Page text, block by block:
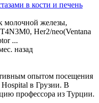
в кости и печень
молочной железы,
Her2/neo(Ventana
...
назад
опытом посещения
в Грузии. В
профессора из Турции.